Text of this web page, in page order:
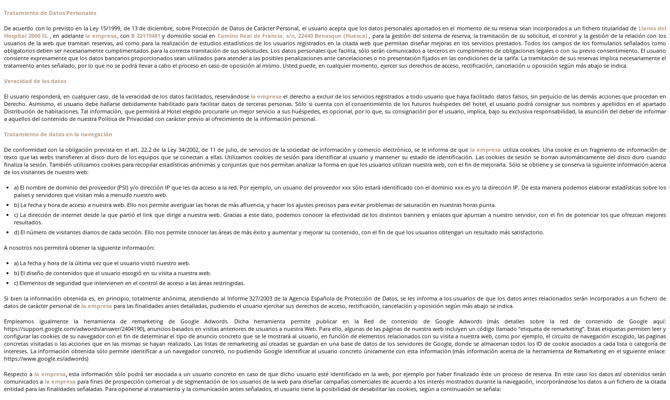
Tratamiento de Datos Personales
De acuerdo con lo previsto en la Ley 15/1999, de 13 de diciembre, sobre Protección de Datos de Carácter Personal, el usuario acepta que los datos personales aportados en el momento de su reserva sean incorporados a un fichero titularidad de Llanos del
Hospital 2000 SL , en adelante la empresa, con B 22119481 y domicilio social en Camino Real de Francia, s/n, 22440 Benasque (Huesca), para la gestión del sistema de reserva, la tramitación de su solicitud, el control y la gestión de la relación con los
usuarios de la web que tramitan reservas, así como para la realización de estudios estadísticos de los usuarios registrados en la citada web que permitan diseñar mejoras en los servicios prestados. Todos los campos de los formularios señalados como
obligatorios deben ser necesariamente cumplimentados para la correcta tramitación de sus solicitudes. Los datos personales que facilita, sólo serán comunicados a terceros en cumplimiento de obligaciones legales o con su previo consentimiento. El usuario
consiente expresamente que los datos bancarios proporcionados sean utilizados para atender a las posibles penalizaciones ante cancelaciones o no presentación fijados en las condiciones de la tarifa. La tramitación de sus reservas implica necesariamente el
tratamiento antes señalado, por lo que no se podrá llevar a cabo el proceso en caso de oposición al mismo. Usted puede, en cualquier momento, ejercer sus derechos de acceso, rectificación, cancelación u oposición según más abajo se indica.
Veracidad de los datos
El usuario responderá, en cualquier caso, de la veracidad de los datos facilitados, reservándose la empresa el derecho a excluir de los servicios registrados a todo usuario que haya facilitado datos falsos, sin perjuicio de las demás acciones que procedan en
Derecho. Asimismo, el usuario debe hallarse debidamente habilitado para facilitar datos de terceras personas. Sólo si cuenta con el consentimiento de los futuros huéspedes del hotel, el usuario podrá consignar sus nombres y apellidos en el apartado
Distribución de habitaciones. Tal información, que permitirá al Hotel elegido procurarle un mejor servicio a sus huéspedes, es opcional, por lo que, su consignación por el usuario, implica, bajo su exclusiva responsabilidad, la asunción del deber de informar
a aquellos del contenido de nuestra Política de Privacidad con carácter previo al ofrecimiento de la información personal.
Tratamiento de datos en la navegación
De conformidad con la obligación prevista en el art. 22.2 de la Ley 34/2002, de 11 de julio, de servicios de la sociedad de información y comercio electrónico, se le informa de que la empresa utiliza cookies. Una cookie es un fragmento de información de
texto que las webs transfieren al disco duro de los equipos que se conectan a ellas. Utilizamos cookies de sesión para identificar al usuario y mantener su estado de identificación. Las cookies de sesión se borran automáticamente del disco duro cuando
finaliza la sesión. También utilizamos cookies para recopilar estadísticas anónimas y conjuntas que nos permitan analizar la forma en que los usuarios utilizan nuestra web, con el fin de mejorarla. Sólo se obtiene y se conserva la siguiente información acerca
de los visitantes de nuestro web:
a) El nombre de dominio del proveedor (PSI) y/o dirección IP que les da acceso a la red. Por ejemplo, un usuario del proveedor xxx sólo estará identificado con el dominio xxx.es y/o la dirección IP. De esta manera podemos elaborar estadísticas sobre los
países y servidores que visitan más a menudo nuestro web.
b) La fecha y hora de acceso a nuestra web. Ello nos permite averiguar las horas de más afluencia, y hacer los ajustes precisos para evitar problemas de saturación en nuestras horas punta.
c) La dirección de internet desde la que partió el link que dirige a nuestra web. Gracias a este dato, podemos conocer la efectividad de los distintos banners y enlaces que apuntan a nuestro servidor, con el fin de potenciar los que ofrezcan mejores
resultados.
d) El número de visitantes diarios de cada sección. Ello nos permite conocer las áreas de más éxito y aumentar y mejorar su contenido, con el fin de que los usuarios obtengan un resultado más satisfactorio.
A nosotros nos permitirá obtener la siguiente información:
a) La fecha y hora de la última vez que el usuario visitó nuestro web.
b) El diseño de contenidos que el usuario escogió en su visita a nuestra web.
c) Elementos de seguridad que intervienen en el control de acceso a las áreas restringidas.
Si bien la información obtenida es, en principio, totalmente anónima, atendiendo al Informe 327/2003 de la Agencia Española de Protección de Datos, se les informa a los usuarios de que los datos antes relacionados serán incorporados a un fichero de
datos de carácter personal de la empresa para las finalidades antes detalladas, pudiendo el usuario ejercitar sus derechos de acceso, rectificación, cancelación y oposición según más abajo se indica.
Empleamos igualmente la herramienta de remarketing de Google Adwords. Dicha herramienta permite publicar en la Red de contenido de Google Adwords (más detalles sobre la red de contenido de Google aquí:
https://support.google.com/adwords/answer/2404190), anuncios basados en visitas anteriores de usuarios a nuestra Web. Para ello, algunas de las páginas de nuestra web incluyen un código llamado “etiqueta de remarketing”. Estas etiquetas permiten leer y
configurar las cookies de su navegador con el fin de determinar el tipo de anuncio concreto que se le mostrará al usuario, en función de elementos relacionados con su visita a nuestra web, como por ejemplo, el circuito de navegación escogido, las paginas
concretas visitadas o las acciones que en las mismas se hayan realizado. Las listas de remarketing así creadas se guardan en una base de datos de los servidores de Google, donde se almacenan todos los ID de cookie asociados a cada lista o categoría de
intereses. La información obtenida sólo permite identificar a un navegador concreto, no pudiendo Google identificar al usuario concreto únicamente con esta información (más información acerca de la herramienta de Remarketing en el siguiente enlace:
https://www.google.es/adwords)
Respecto a la empresa, esta información sólo podrá ser asociada a un usuario concreto en caso de que dicho usuario esté identificado en la web, por ejemplo por haber finalizado éste un proceso de reserva. En este caso los datos así obtenidos serán
comunicados a la empresa para fines de prospección comercial y de segmentación de los usuarios de la web para diseñar campañas comerciales de acuerdo a los interés mostrados durante la navegación, incorporándose los datos a un fichero de la citada
entidad para las finalidades señaladas. Para oponerse al tratamiento y la comunicación antes señalados, el usuario tiene la posibilidad de desabilitar las cookies, según a continuación se señala: